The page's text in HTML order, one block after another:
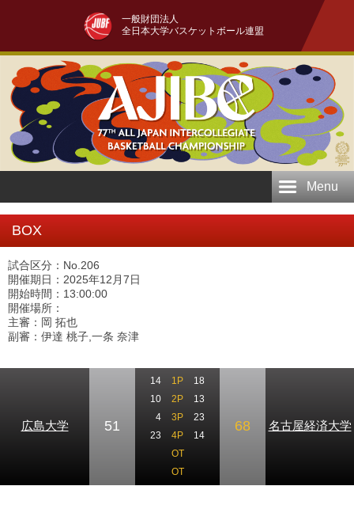
一般財団法人
全日本大学バスケットボール連盟
Menu
BOX
試合区分：No.206
開催期日：2025年12月7日
開始時間：13:00:00
開催場所：
主審：岡 拓也
副審：伊達 桃子,一条 奈津
広島大学 51
14 1P
18
10
2P
13
4
3P
23
23
4P
14
OT
OT
68 名古屋経済大学